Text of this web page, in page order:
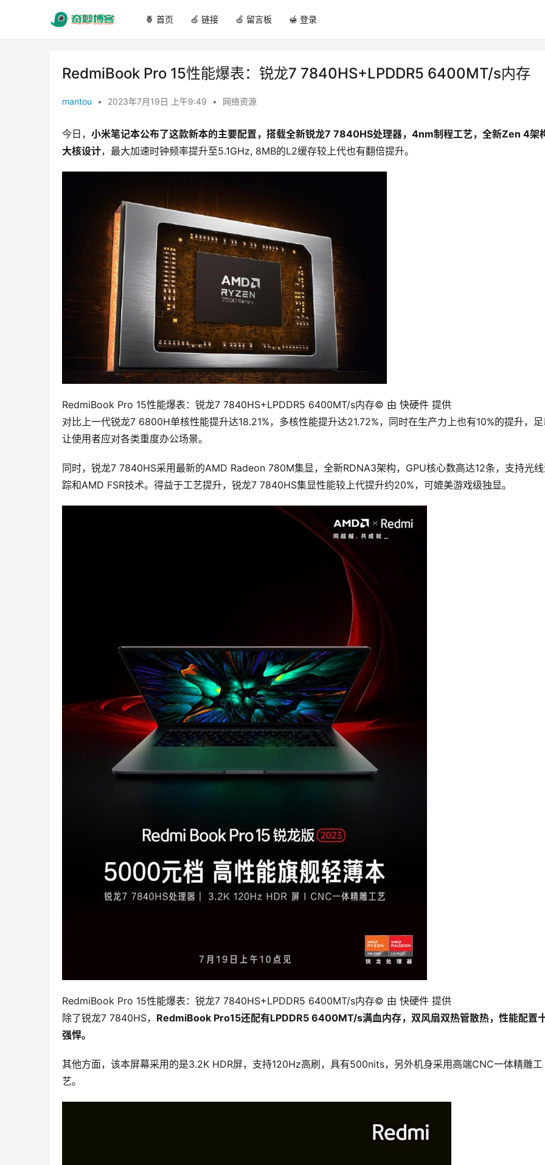
🍍 首页 🍏 链接 🍏 留言板 🍯 登录
RedmiBook Pro 15性能爆表：锐龙7 7840HS+LPDDR5 6400MT/s内存
mantou • 2023年7月19日 上午9:49 • 网络资源
今日， 小米笔记本公布了这款新本的主要配置，搭载全新锐龙7 7840HS处理器，4nm制程工艺，全新Zen 4架
大核设计，最大加速时钟频率提升至5.1GHz, 8MB的L2缓存较上代也有翻倍提升。
RedmiBook Pro 15性能爆表：锐龙7 7840HS+LPDDR5 6400MT/s内存© 由 快硬件 提供
对比上一代锐龙7 6800H单核性能提升达18.21%，多核性能提升达21.72%，同时在生产力上也有10%的提升，
让使用者应对各类重度办公场景。
同时，锐龙7 7840HS采用最新的AMD Radeon 780M集显，全新RDNA3架构，GPU核心数高达12条，支持光
踪和AMD FSR技术。得益于工艺提升，锐龙7 7840HS集显性能较上代提升约20%，可媲美游戏级独显。
RedmiBook Pro 15性能爆表：锐龙7 7840HS+LPDDR5 6400MT/s内存© 由 快硬件 提供
除了锐龙7 7840HS， RedmiBook Pro15还配有LPDDR5 6400MT/s满血内存，双风扇双热管散热，性能配置
强悍。
其他方面，该本屏幕采用的是3.2K HDR屏，支持120Hz高刷，具有500nits，另外机身采用高端CNC一体精雕工
艺。